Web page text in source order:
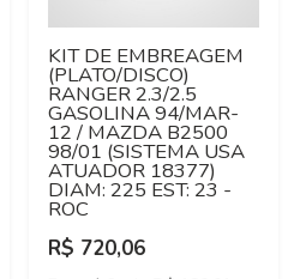
KIT DE EMBREAGEM
(PLATO/DISCO)
RANGER 2.3/2.5
GASOLINA 94/MAR-
12 / MAZDA B2500
98/01 (SISTEMA USA
ATUADOR 18377)
DIAM: 225 EST: 23 -
ROC
R$ 720,06